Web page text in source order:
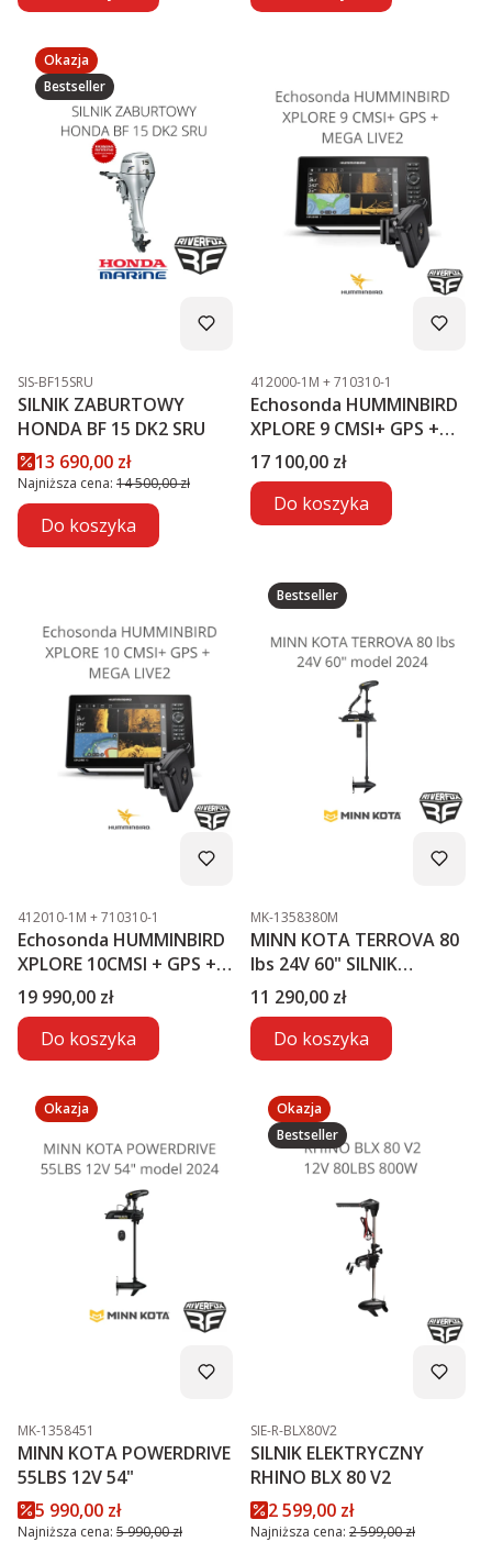
Okazja
Bestseller
Kod produktu
SIS-BF15SRU
SILNIK ZABURTOWY
HONDA BF 15 DK2 SRU
Cena promocyjna
13 690,00 zł
Najniższa cena: 14 500,00 zł
Do koszyka
Kod produktu
412000-1M + 710310-1
Echosonda HUMMINBIRD
XPLORE 9 CMSI+ GPS +
MEGA LIVE2
Cena
17 100,00 zł
Do koszyka
Kod produktu
412010-1M + 710310-1
Echosonda HUMMINBIRD
XPLORE 10CMSI + GPS +
MEGA LIVE2
Cena
19 990,00 zł
Do koszyka
Bestseller
Kod produktu
MK-1358380M
MINN KOTA TERROVA 80
lbs 24V 60" SILNIK
ELEKTRYCZNY
Cena
11 290,00 zł
Do koszyka
Okazja
Kod produktu
MK-1358451
MINN KOTA POWERDRIVE
55LBS 12V 54"
Cena promocyjna
5 990,00 zł
Najniższa cena: 5 990,00 zł
Okazja
Bestseller
Kod produktu
SIE-R-BLX80V2
SILNIK ELEKTRYCZNY
RHINO BLX 80 V2
Cena promocyjna
2 599,00 zł
Najniższa cena: 2 599,00 zł